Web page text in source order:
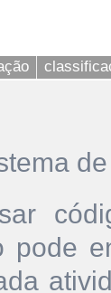
pode